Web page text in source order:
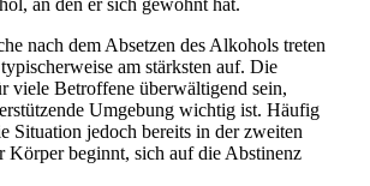
nach dem Absetzen des Alkohols treten
am stärksten auf. Die
viele Betroffene überwältigend sein,
Umgebung wichtig ist. Häufig
Situation jedoch bereits in der zweiten
Körper beginnt, sich auf die Abstinenz